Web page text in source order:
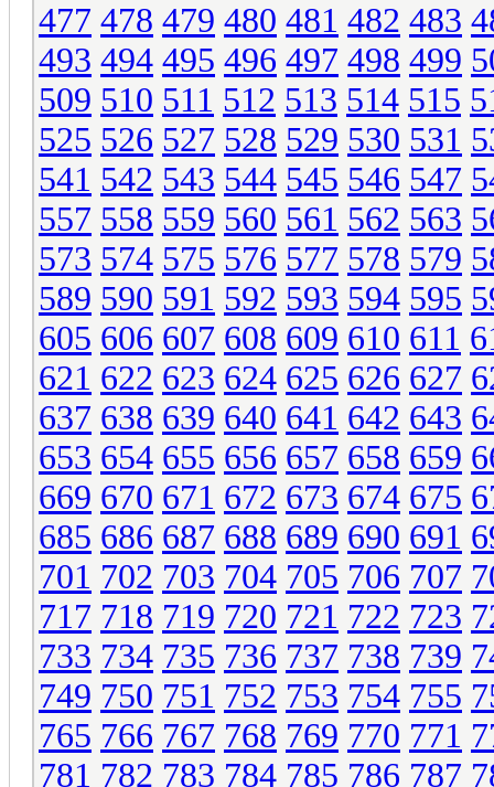
477 478 479 480 481 482 483
493 494 495 496 497 498 499
509 510 511 512 513 514 515
525 526 527 528 529 530 531
541 542 543 544 545 546 547
557 558 559 560 561 562 563
573 574 575 576 577 578 579
589 590 591 592 593 594 595
605 606 607 608 609 610 611
621 622 623 624 625 626 627
637 638 639 640 641 642 643
653 654 655 656 657 658 659
669 670 671 672 673 674 675
685 686 687 688 689 690 691
701 702 703 704 705 706 707
717 718 719 720 721 722 723
733 734 735 736 737 738 739
749 750 751 752 753 754 755
765 766 767 768 769 770 771
781 782 783 784 785 786 787